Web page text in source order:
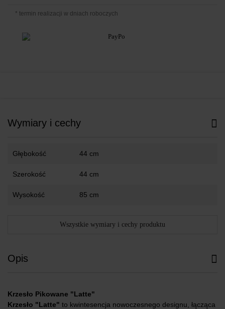
* termin realizacji w dniach roboczych
Wymiary i cechy
Głębokość 44 cm
Szerokość 44 cm
Wysokość 85 cm
Wszystkie wymiary i cechy produktu
Opis
Krzesło Pikowane "Latte"
Krzesło "Latte" to kwintesencja nowoczesnego designu, łącząca